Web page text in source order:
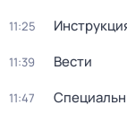
11:25
11:39 Вести
11:47